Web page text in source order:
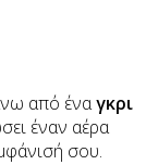
από έναγκρι
έναν αέρα
σου.